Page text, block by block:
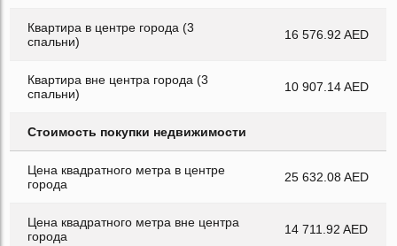
Квартира в центре города (3
спальни)
16 576.92 AED
Квартира вне центра города (3
спальни)
10 907.14 AED
Стоимость покупки недвижимости
Цена квадратного метра в центре
города
25 632.08 AED
Цена квадратного метра вне центра
города
14 711.92 AED